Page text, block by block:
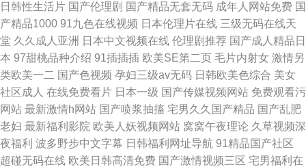
日韩性生活片 国产伦理剧 国产精品无套无码 成年人网站免费 国
产精品1000 91九色在线视频 日本伦理片在线 三级无码在线天
堂 久久成人亚洲 日本中文视频在线 伦理剧推荐 国产成人精品日
本 97甜桃品种介绍 91插插插 欧美SE第二页 毛片内射女 激情另
类欧美一二 国产色视频 孕妇三级av无码 日韩欧美色综合 美女
社区成人 在线免费看片 日本一级 国产传媒视频网站 免费观看污
网站 最新激情h网站 国产喷浆抽搐 宅男久久国产精品 国产乱肥
老妇 最新福利影院 欧美人妖视频网站 窝窝午夜理论 久草视频深
夜福利 波多野步中文字幕 日韩福利网址导航 91精品国产社区
超碰无码在线 欧美日韩高清免费 国产激情视频三区 宅男福利在